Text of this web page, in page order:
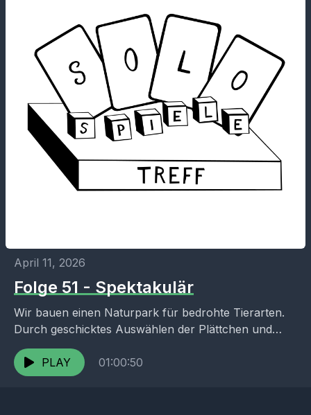
April 11, 2026
Folge 51 - Spektakulär
Wir bauen einen Naturpark für bedrohte Tierarten.
Durch geschicktes Auswählen der Plättchen und
Würfel befüllen wir das Gebiet. Spektakulär ist der
Blick von unseren...
PLAY 01:00:50